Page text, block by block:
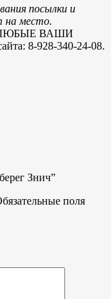
посылки и
на место.
ВАШИ
8-928-340-24-08.
Знич”
поля